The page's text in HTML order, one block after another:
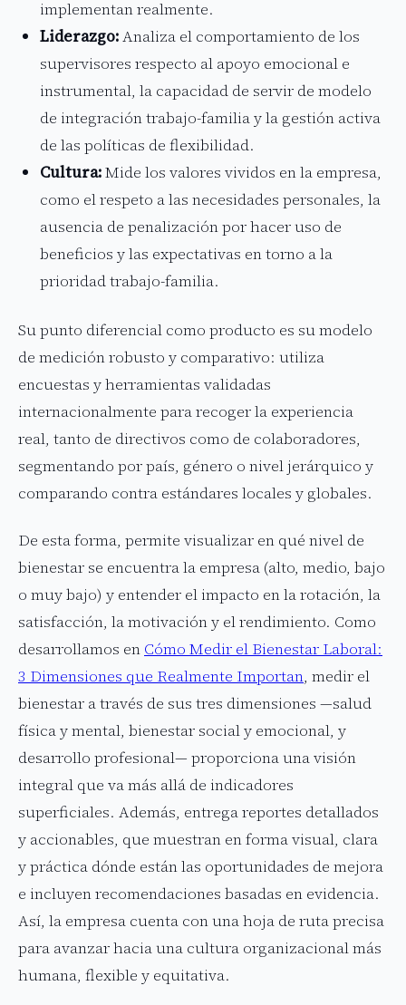
implementan realmente.
Liderazgo:Analiza el comportamiento de los
supervisores respecto al apoyo emocional e
instrumental, la capacidad de servir de modelo
de integración trabajo-familia y la gestión activa
de las políticas de flexibilidad.
Cultura:Mide los valores vividos en la empresa,
como el respeto a las necesidades personales, la
ausencia de penalización por hacer uso de
beneficios y las expectativas en torno a la
prioridad trabajo-familia.
Su punto diferencial como producto es su modelo
de medición robusto y comparativo: utiliza
encuestas y herramientas validadas
internacionalmente para recoger la experiencia
real, tanto de directivos como de colaboradores,
segmentando por país, género o nivel jerárquico y
comparando contra estándares locales y globales.
De esta forma, permite visualizar en qué nivel de
bienestar se encuentra la empresa (alto, medio, bajo
o muy bajo) y entender el impacto en la rotación, la
satisfacción, la motivación y el rendimiento. Como
desarrollamos en Cómo Medir el Bienestar Laboral:
3 Dimensiones que Realmente Importan, medir el
bienestar a través de sus tres dimensiones —salud
física y mental, bienestar social y emocional, y
desarrollo profesional— proporciona una visión
integral que va más allá de indicadores
superficiales. Además, entrega reportes detallados
y accionables, que muestran en forma visual, clara
y práctica dónde están las oportunidades de mejora
e incluyen recomendaciones basadas en evidencia.
Así, la empresa cuenta con una hoja de ruta precisa
para avanzar hacia una cultura organizacional más
humana, flexible y equitativa.